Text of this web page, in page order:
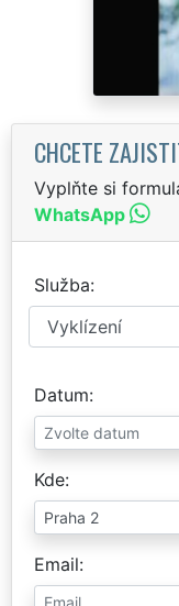
CHCETE
Vyplňte si
WhatsApp
Služba
Datum
Kde
Email